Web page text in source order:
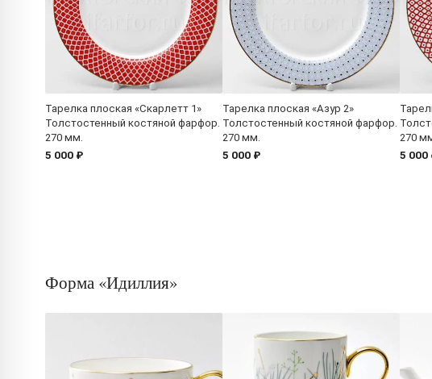
Тарелка плоская «Скарлетт 1»
Толстостенный костяной фарфор.
270 мм.
5 000 ₽
Тарелка плоская «Азур 2»
Толстостенный костяной фарфор.
270 мм.
5 000 ₽
270
5 000
Форма «Идиллия»